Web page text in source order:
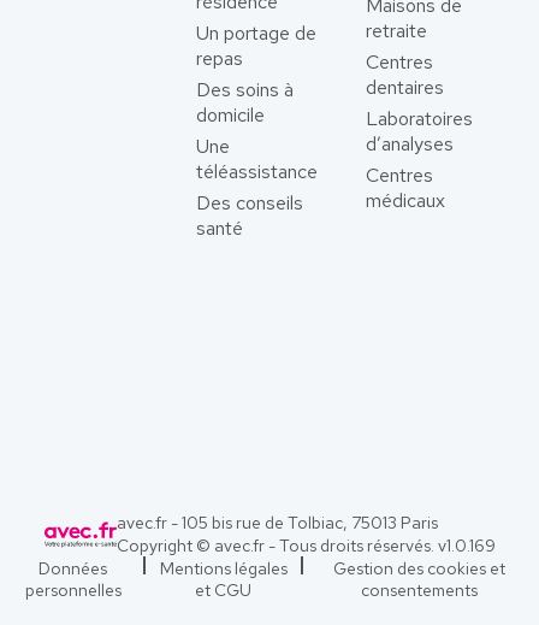
Un portage de
repas
Des soins à
domicile
Une
téléassistance
Des conseils
santé
Maisons de
retraite
Centres
dentaires
Laboratoires
d’analyses
Centres
médicaux
avec.fr - 105 bis rue de Tolbiac, 75013 Paris
Copyright © avec.fr - Tous droits réservés. v1.0.169
Données
personnelles
Mentions légales
et CGU
Gestion des cookies et
consentements